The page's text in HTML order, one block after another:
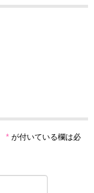
* が付いている欄は必